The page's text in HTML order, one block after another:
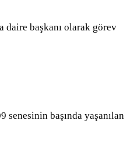
daire başkanı olarak görev
başında yaşanılan